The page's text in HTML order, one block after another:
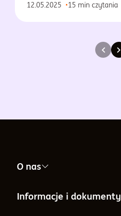
12.05.2025 15 min czytania
O nas
Nasza firma
Informacje i dokumenty